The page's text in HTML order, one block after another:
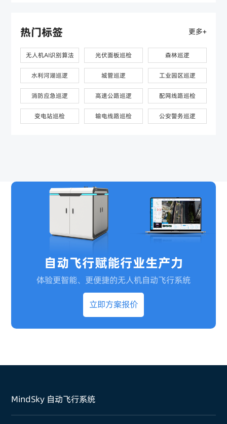
热门标签 更多+
无人机AI识别算法 光伏面板巡检 森林巡逻
水利河湖巡逻 城管巡逻 工业园区巡逻
消防应急巡逻 高速公路巡逻 配网线路巡检
变电站巡检 输电线路巡检 公安警务巡逻
自动飞行赋能行业生产力
体验更智能、更便捷的无人机自动飞行系统
立即方案报价
MindSky 自动飞行系统